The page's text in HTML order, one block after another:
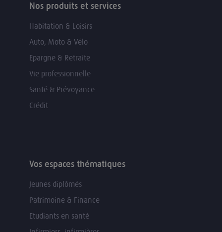
Nos produits et services
Habitation & Loisirs
Auto, Moto & Vélo
Epargne & Retraite
Vie professionnelle
Santé & Prévoyance
Crédit
Vos espaces thématiques
Jeunes diplômés
Patrimoine & Finance
Etudiants en santé